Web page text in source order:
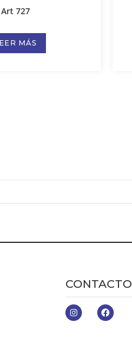
Art 727
MÁS
CONTACTO